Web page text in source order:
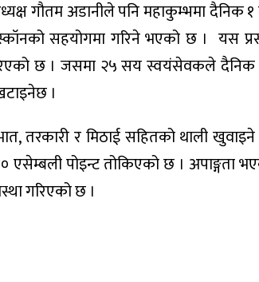
गौतम अडानीले पनि महाकुम्भमा दैनिक
सहयोगमा गरिने भएको छ । यस
छ । जसमा २५ सय स्वयंसेवकले
।
तरकारी र मिठाई सहितको थाली
एसेम्बली पोइन्ट तोकिएको छ ।
गरिएको छ ।